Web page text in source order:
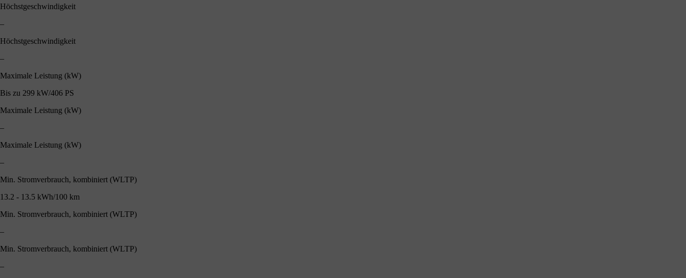
Höchstgeschwindigkeit
–
Höchstgeschwindigkeit
–
Maximale Leistung (kW)
Bis zu 299 kW/406 PS
Maximale Leistung (kW)
–
Maximale Leistung (kW)
–
Min. Stromverbrauch, kombiniert (WLTP)
13.2 - 13.5 kWh/100 km
Min. Stromverbrauch, kombiniert (WLTP)
–
Min. Stromverbrauch, kombiniert (WLTP)
–